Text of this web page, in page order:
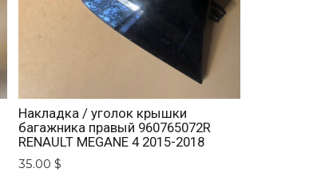
Накладка / уголок крышки
багажника правый 960765072R
RENAULT MEGANE 4 2015-2018
35.00 $